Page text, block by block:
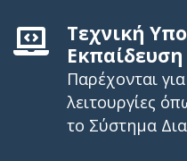
Τεχνική
Εκπαίδευση
Παρέχονται
λειτουργίες
το Σύστημα